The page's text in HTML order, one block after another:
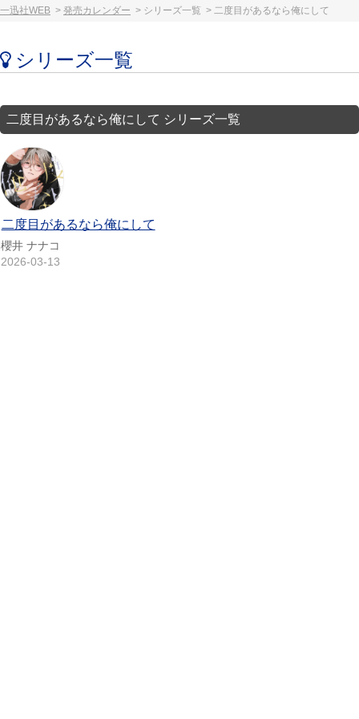
一迅社WEB 発売カレンダー シリーズ一覧 二度目があるなら俺にして
シリーズ一覧
二度目があるなら俺にして シリーズ一覧
二度目があるなら俺にして
櫻井 ナナコ
2026-03-13